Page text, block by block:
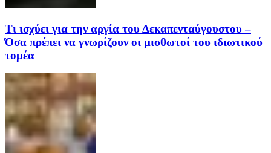
Τι ισχύει για την αργία του Δεκαπενταύγουστου –
Όσα πρέπει να γνωρίζουν οι μισθωτοί του ιδιωτικού
τομέα